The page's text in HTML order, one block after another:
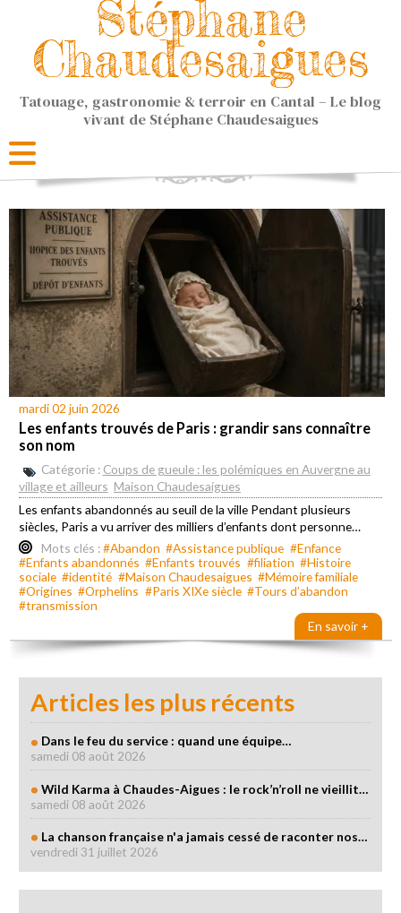
Stéphane
Chaudesaigues
Tatouage, gastronomie & terroir en Cantal – Le blog
vivant de Stéphane Chaudesaigues
mardi 02 juin 2026
Les enfants trouvés de Paris : grandir sans connaître
son nom
Catégorie : Coups de gueule : les polémiques en Auvergne au
village et ailleurs Maison Chaudesaigues
Les enfants abandonnés au seuil de la ville Pendant plusieurs
siècles, Paris a vu arriver des milliers d’enfants dont personne…
Mots clés :#Abandon #Assistance publique #Enfance
#Enfants abandonnés #Enfants trouvés #filiation #Histoire
sociale #identité #Maison Chaudesaigues #Mémoire familiale
#Origines #Orphelins #Paris XIXe siècle #Tours d’abandon
#transmission
En savoir +
Articles les plus récents
Dans le feu du service : quand une équipe…
samedi 08 août 2026
Wild Karma à Chaudes-Aigues : le rock’n’roll ne vieillit…
samedi 08 août 2026
La chanson française n'a jamais cessé de raconter nos…
vendredi 31 juillet 2026